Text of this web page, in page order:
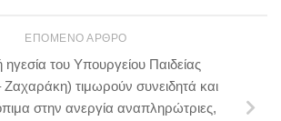
ΕΠΌΜΕΝΟ ΆΡΘΡΟ
ηγεσία του Υπουργείου Παιδείας
τιμωρούν συνειδητά και
στην ανεργία αναπληρώτριες,